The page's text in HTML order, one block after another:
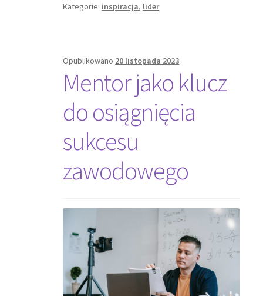
Kategorie: inspiracja, lider
Opublikowano 20 listopada 2023
Mentor jako klucz
do osiągnięcia
sukcesu
zawodowego